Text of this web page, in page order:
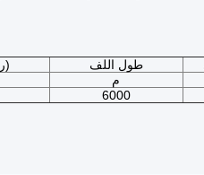
طول اللف
م
6000